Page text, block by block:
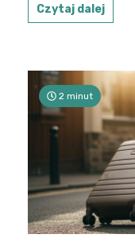
Czytaj dalej
2 minut